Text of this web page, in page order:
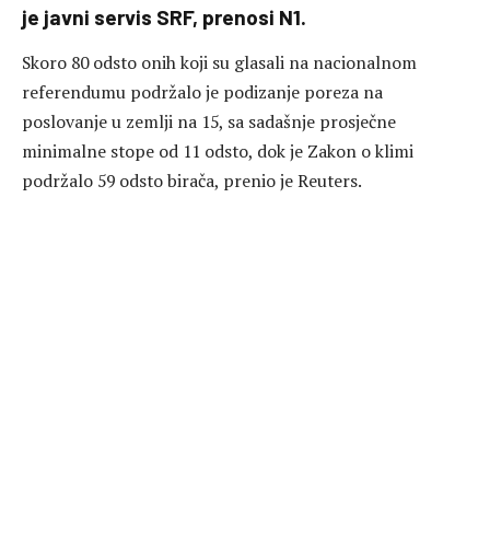
je javni servis SRF, prenosi N1.
Skoro 80 odsto onih koji su glasali na nacionalnom
referendumu podržalo je podizanje poreza na
poslovanje u zemlji na 15, sa sadašnje prosječne
minimalne stope od 11 odsto, dok je Zakon o klimi
podržalo 59 odsto birača, prenio je Reuters.